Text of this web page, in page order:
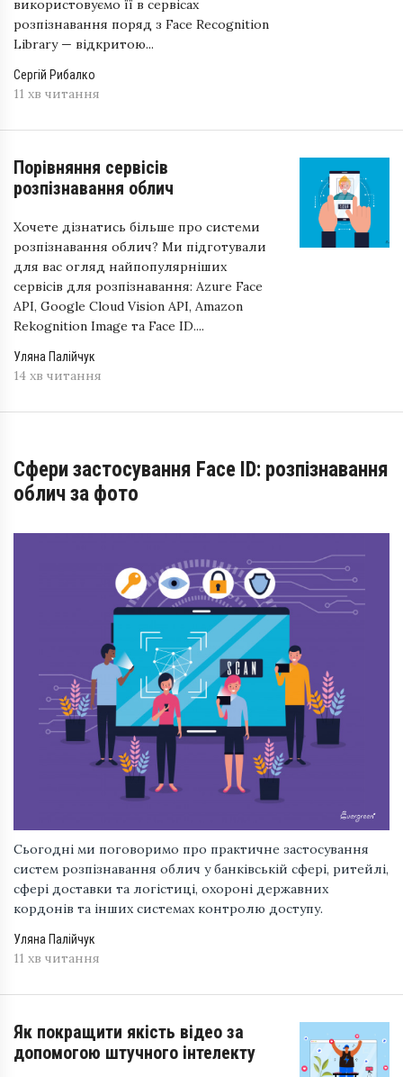
використовуємо її в сервісах
розпізнавання поряд з Face Recognition
Library — відкритою...
Сергій Рибалко
11 хв читання
Порівняння сервісів
розпізнавання облич
Хочете дізнатись більше про системи
розпізнавання облич? Ми підготували
для вас огляд найпопулярніших
сервісів для розпізнавання: Azure Face
API, Google Cloud Vision API, Amazon
Rekognition Image та Face ID....
Уляна Палійчук
14 хв читання
Сфери застосування Face ID: розпізнавання
облич за фото
Сьогодні ми поговоримо про практичне застосування
систем розпізнавання облич у банківській сфері, ритейлі,
сфері доставки та логістиці, охороні державних
кордонів та інших системах контролю доступу.
Уляна Палійчук
11 хв читання
Як покращити якість відео за
допомогою штучного інтелекту